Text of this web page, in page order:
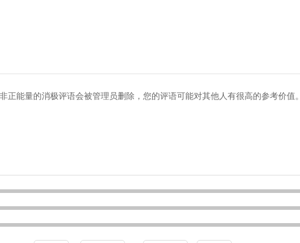
正能量的消极评语会被管理员删除，您的评语可能对其他人有很高的参考价值。